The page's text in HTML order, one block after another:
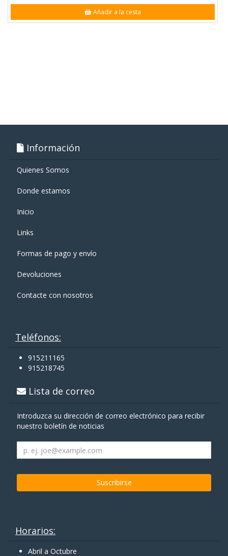
Añadir a la cesta
Información
Quienes Somos
Donde estamos
Inicio
Links
Formas de pago y enví­o
Devoluciones
Contacte con nosotros
Teléfonos:
915211165
915218745
Lista de correo
Introduzca su dirección de correo electrónico para recibir
nuestro boletín de noticias
Horarios:
Abril a Octubre